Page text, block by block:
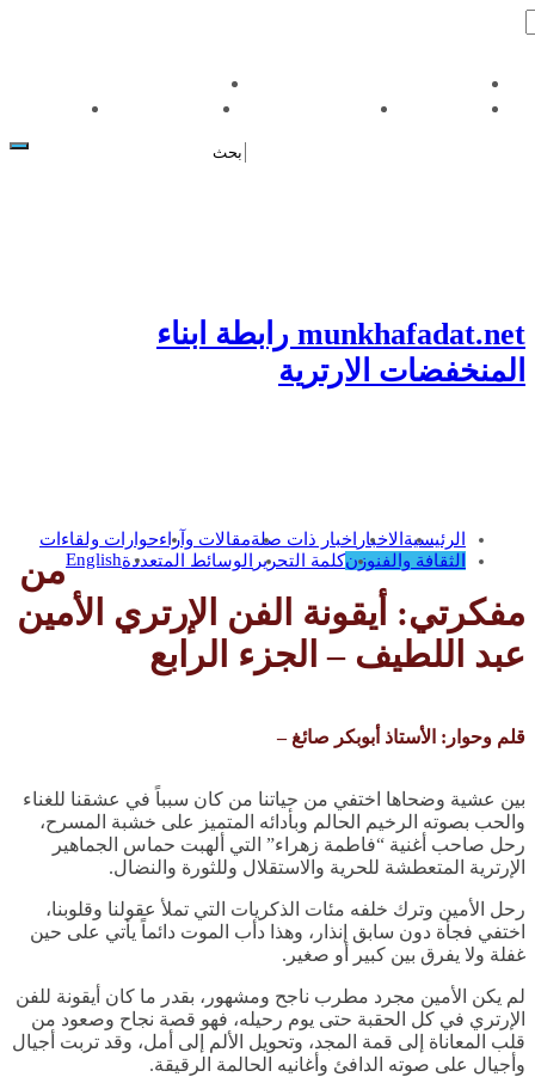
حقوق النشر وشروط الاستخدام
وثائق الرابطة
قناديل في المسيرة العقد الاجتماعي
munkhafadat.net رابطة ابناء
المنخفضات الارترية
الرئيسية الاخبار اخبار ذات صلةمقالات وآراءحوارات ولقاءات
الثقافة والفنوزنكلمة التحرير الوسائط المتعددةEnglishمن
مفكرتي: أيقونة الفن الإرتري الأمين
عبد اللطيف – الجزء الرابع
قلم وحوار: الأستاذ أبوبكر صائغ –
بين عشية وضحاها اختفي من حياتنا من كان سبباً في عشقنا للغناء
والحب بصوته الرخيم الحالم وبأدائه المتميز على خشبة المسرح،
رحل صاحب أغنية “فاطمة زهراء” التي ألهبت حماس الجماهير
الإرترية المتعطشة للحرية والاستقلال وللثورة والنضال.
رحل الأمين وترك خلفه مئات الذكريات التي تملأ عقولنا وقلوبنا،
اختفي فجأة دون سابق إنذار، وهذا دأب الموت دائماً يأتي على حين
غفلة ولا يفرق بين كبير أو صغير.
لم يكن الأمين مجرد مطرب ناجح ومشهور، بقدر ما كان أيقونة للفن
الإرتري في كل الحقبة حتى يوم رحيله، فهو قصة نجاح وصعود من
قلب المعاناة إلى قمة المجد، وتحويل الألم إلى أمل، وقد تربت أجيال
وأجيال على صوته الدافئ وأغانيه الحالمة الرقيقة.